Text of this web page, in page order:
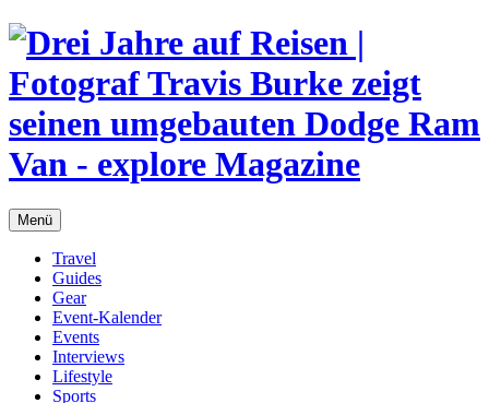
Menü
Travel
Guides
Gear
Event-Kalender
Events
Interviews
Lifestyle
Sports